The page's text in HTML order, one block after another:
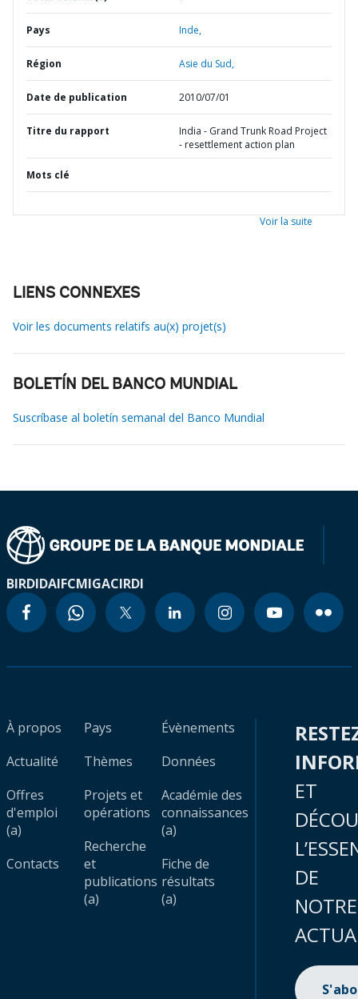
Pays Inde,
Région Asie du Sud,
Date de publication 2010/07/01
Titre du rapport
India - Grand Trunk Road Project
- resettlement action plan
Mots clé
Voir la suite
LIENS CONNEXES
Voir les documents relatifs au(x) projet(s)
BOLETÍN DEL BANCO MUNDIAL
Suscríbase al boletín semanal del Banco Mundial
BIRDIDAIFCMIGACIRDI
À propos
Actualité
Offres
d'emploi
(a)
Contacts
Pays
Thèmes
Projets et
opérations
Recherche
et
publications
(a)
Évènements
Données
Académie des
connaissances
(a)
Fiche de
résultats
(a)
ET
DE
NOTRE